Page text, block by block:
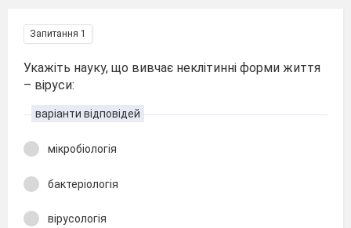
Запитання 1
Укажіть науку, що вивчає неклітинні форми життя
– віруси:
варіанти відповідей
мікробіологія
бактеріологія
вірусологія